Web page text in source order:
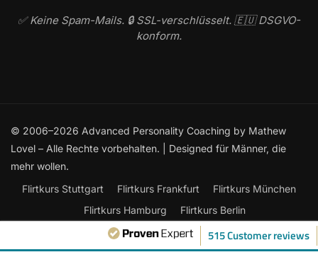
✅ Keine Spam-Mails. 🔒 SSL-verschlüsselt. 🇪🇺 DSGVO-
konform.
515 Customer reviews
© 2006–2026 Advanced Personality Coaching by Mathew
Lovel – Alle Rechte vorbehalten. | Designed für Männer, die
mehr wollen.
Flirtkurs Stuttgart
Flirtkurs Frankfurt
Flirtkurs München
Flirtkurs Hamburg
Flirtkurs Berlin
Frauen ansprechen: Der ultimative Leitfaden
Flirtkurse Online
Flirten lernen Kontakt